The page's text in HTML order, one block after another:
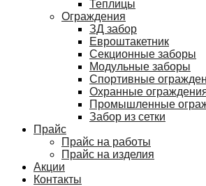
Теплицы
Ограждения
ЗД забор
Евроштакетник
Секционные заборы
Модульные заборы
Спортивные
Охранные
Промышленные
Забор из сетки
Прайс
Прайс на работы
Прайс на изделия
Акции
Контакты